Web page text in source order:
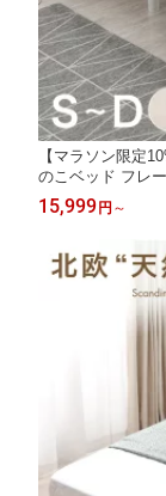
【マラソン限定
のこベッド フレ
フレームのみ 四
セミダブルベッ
15,999 円 ～